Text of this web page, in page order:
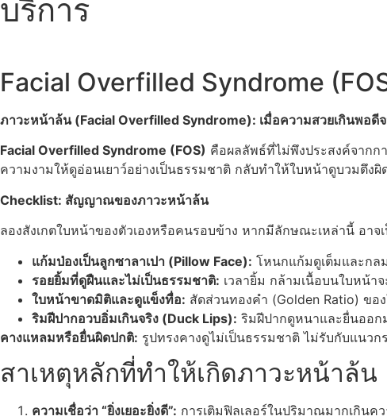
บริการ
Facial Overfilled Syndrome
ภาวะหน้าล้น (Facial Overfilled Syndrome): เมื่อความสวยเกินพอ
Facial Overfilled Syndrome (FOS) คือผลลัพธ์ที่ไม่พึงประสงค์จากก
ความงามให้ดูอ่อนเยาว์อย่างเป็นธรรมชาติ กลับทำให้ใบหน้าดูบวมตึ
Checklist: สัญญาณของภาวะหน้าล้น
ลองสังเกตใบหน้าของตัวเองหรือคนรอบข้าง หากมีลักษณะเหล่านี้ อาจ
แก้มป่องเป็นลูกซาลาเปา (Pillow Face): โหนกแก้มดูเต็มและกล
รอยยิ้มที่ดูฝืนและไม่เป็นธรรมชาติ: เวลายิ้ม กล้ามเนื้อบนใบหน้า
ใบหน้าขาดมิติและดูแข็งทื่อ: สัดส่วนทองคำ (Golden Ratio) ขอ
ริมฝีปากอวบอิ่มเกินจริง (Duck Lips): ริมฝีปากดูหนาและยื่นออก
คางแหลมหรือยื่นผิดปกติ: รูปทรงคางดูไม่เป็นธรรมชาติ ไม่รับกับแนว
สาเหตุหลักที่ทำให้เกิดภาวะหน้าล้น
ความเชื่อว่า “ยิ่งเยอะยิ่งดี”: การเติมฟิลเลอร์ในปริมาณมากเกินค